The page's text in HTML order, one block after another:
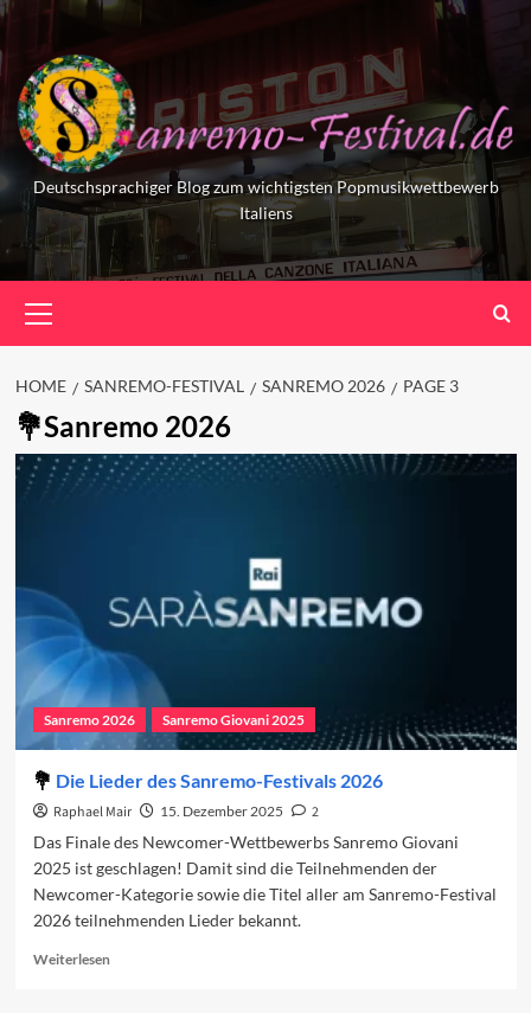
Skip
to
content
Deutschsprachiger Blog zum wichtigsten Popmusikwettbewerb
Italiens
Menu
HOME SANREMO-FESTIVAL SANREMO 2026 PAGE 3
Sanremo 2026
Sanremo 2026 Sanremo Giovani 2025
Die Lieder des Sanremo-Festivals 2026
Raphael Mair 15. Dezember 2025
2
Das Finale des Newcomer-Wettbewerbs Sanremo Giovani
2025 ist geschlagen! Damit sind die Teilnehmenden der
Newcomer-Kategorie sowie die Titel aller am Sanremo-Festival
2026 teilnehmenden Lieder bekannt.
WeiterlesenRead